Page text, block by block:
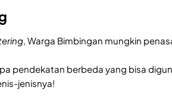
, Warga Bimbingan mungkin
pendekatan berbeda yang bisa
jenisnya!